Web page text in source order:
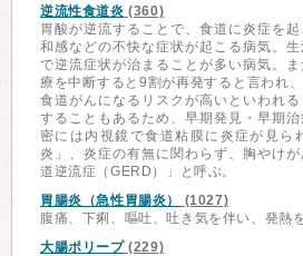
逆流性食道炎 (360)
胃酸が逆流することで、食道に炎症を
和感などの不快な症状が起こる病気。
で逆流症状が治まることが多い病気。
療を中断すると9割が再発すると言われ
食道がんになるリスクが高いといわれ
することもあるため、早期発見・早期
密には内視鏡で食道粘膜に炎症が見ら
炎」、炎症の有無に関わらず、胸やけ
道逆流症（GERD）」と呼ぶ。
胃腸炎（急性胃腸炎）
(1027)
腹痛、下痢、嘔吐、吐き気を伴い、発熱
大腸ポリープ(229)